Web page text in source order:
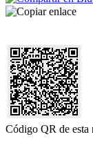
Código QR de esta